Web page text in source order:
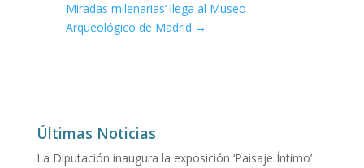
Miradas milenarias’ llega al Museo
Arqueológico de Madrid →
Últimas Noticias
La Diputación inaugura la exposición ‘Paisaje Íntimo’